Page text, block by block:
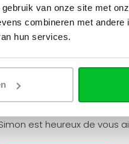
van onze site met
combineren met andere
hun services.
est-elle
A
est heureux de vous